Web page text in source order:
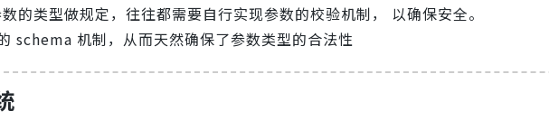
的类型做规定，往往都需要自行实现参数的校验机制， 以确保安全。
schema 机制，从而天然确保了参数类型的合法性